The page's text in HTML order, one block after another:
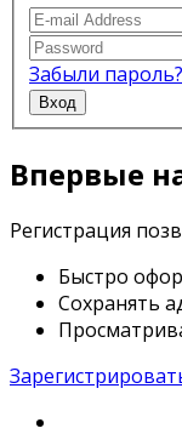
Забыли пароль?
Вход
Впервые
Регистрация
Быстро
Сохранять